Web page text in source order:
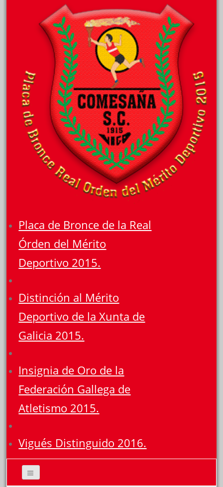
Placa de Bronce de la Real
Órden del Mérito
Deportivo 2015.
Distinción al Mérito
Deportivo de la Xunta de
Galicia 2015.
Insignia de Oro de la
Federación Gallega de
Atletismo 2015.
Vigués Distinguido 2016.